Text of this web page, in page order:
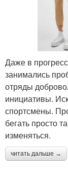
Даже в
занимались
отряды
инициативы.
спортсмены.
бегать просто
изменяться.
читать дальше →